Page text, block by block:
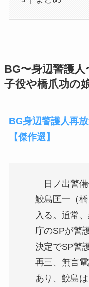
BG〜身辺警護人
子役や橋爪功の
BG身辺警護人再
【傑作選】
日ノ出警備
鮫島匡一（
入る。通常
庁のSPが警
決定でSP警
再三、無言
あり、鮫島